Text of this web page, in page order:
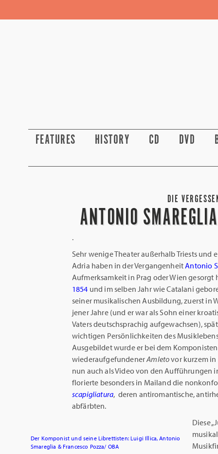
FEATURES HISTORY CD DVD
DIE
ANTONIO
.
Sehr wenige Theater außerhalb Triests und
Adria haben in der VergangenheitAntonio
Aufmerksamkeit in Prag oder Wien
1854 und im selben Jahr wie Catalani
seiner musikalischen Ausbildung, zuerst
jener Jahre (und er war als Sohn einer
Vaters deutschsprachig aufgewachsen),
wichtigen Persönlichkeiten des
Ausgebildet wurde er bei dem
wiederaufgefundenerAmletovor kurzem
nun auch als Video von den Aufführungen
florierte besonders in Mailand die
scapigliatura, deren antiromantische,
abfärbten.
Der Komponist und seine Librettisten: Luigi Illica, Antonio
Smareglia & Francesco Pozza/ OBA
Diese